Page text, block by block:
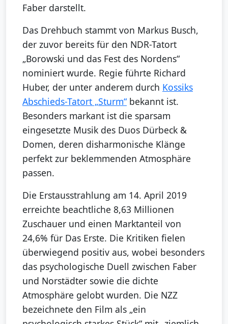
Faber darstellt.
Das Drehbuch stammt von Markus Busch,
der zuvor bereits für den NDR-Tatort
„Borowski und das Fest des Nordens“
nominiert wurde. Regie führte Richard
Huber, der unter anderem durch Kossiks
Abschieds-Tatort „Sturm“ bekannt ist.
Besonders markant ist die sparsam
eingesetzte Musik des Duos Dürbeck &
Domen, deren disharmonische Klänge
perfekt zur beklemmenden Atmosphäre
passen.
Die Erstausstrahlung am 14. April 2019
erreichte beachtliche 8,63 Millionen
Zuschauer und einen Marktanteil von
24,6% für Das Erste. Die Kritiken fielen
überwiegend positiv aus, wobei besonders
das psychologische Duell zwischen Faber
und Norstädter sowie die dichte
Atmosphäre gelobt wurden. Die NZZ
bezeichnete den Film als „ein